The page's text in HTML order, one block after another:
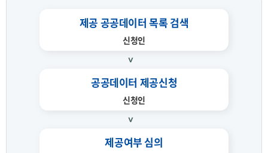
제공 공공데이터 목록 검색
신청인
공공데이터 제공신청
신청인
제공여부 심의